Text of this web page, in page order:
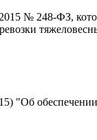
№ 248-ФЗ,
"Об